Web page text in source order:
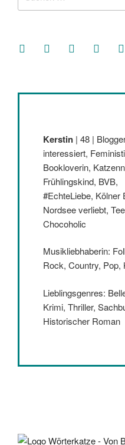
nach:
facebooksoundcloud
twitter mastodon
Kerstin | 48 |
interessiert,
Bookloverin,
Frühlingskind, BVB,
#EchteLiebe, Kölner
Nordsee verliebt,
Chocoholic
Musikliebhaberin:
Rock, Country, Pop,
Lieblingsgenres:
Krimi, Thriller,
Historischer Roman